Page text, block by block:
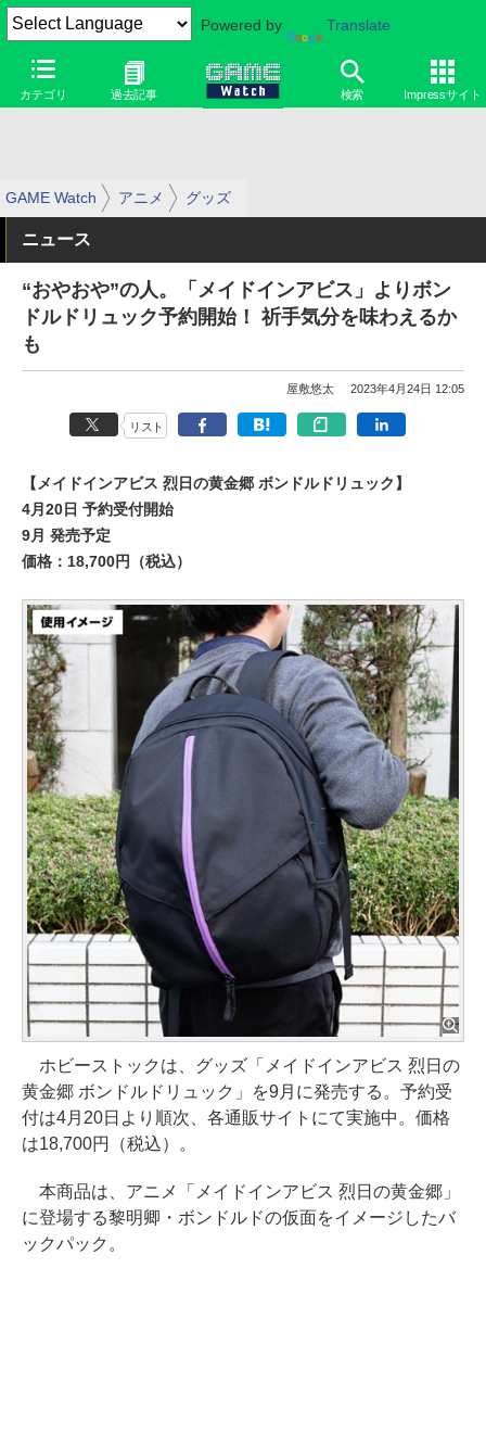
Powered by Translate
カテゴリ 過去記事 検索 Impressサイト
GAME Watch アニメ グッズ
ニュース
“おやおや”の人。「メイドインアビス」よりボン
ドルドリュック予約開始！ 祈手気分を味わえるか
も
屋敷悠太 2023年4月24日 12:05
リスト
【メイドインアビス 烈日の黄金郷 ボンドルドリュック】
4月20日 予約受付開始
9月 発売予定
価格：18,700円（税込）
ホビーストックは、グッズ「メイドインアビス 烈日の
黄金郷 ボンドルドリュック」を9月に発売する。予約受
付は4月20日より順次、各通販サイトにて実施中。価格
は18,700円（税込）。
本商品は、アニメ「メイドインアビス 烈日の黄金郷」
に登場する黎明卿・ボンドルドの仮面をイメージしたバ
ックパック。